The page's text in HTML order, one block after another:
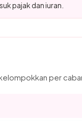
pajak dan iuran.
per